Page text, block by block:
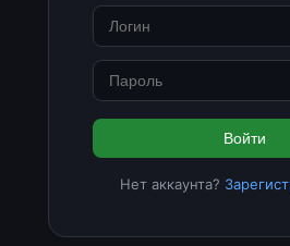
Войти
Нет аккаунта?